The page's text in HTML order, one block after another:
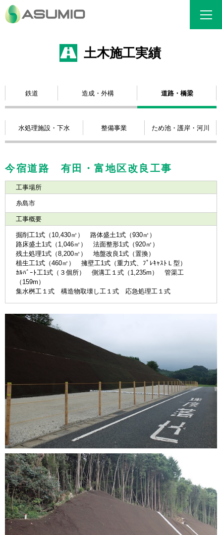
土木施工実績
鉄道 造成・外構 道路・橋梁
水処理施設・下水 整備事業 ため池・護岸・河川
今宿道路 有田・富地区改良工事
工事場所
糸島市
工事概要
掘削工1式（10,430㎥） 路体盛土1式（930㎥）
路床盛土1式（1,046㎥） 法面整形1式（920㎡）
残土処理1式（8,200㎥） 地盤改良1式（置換）
植生工1式（460㎡） 擁壁工1式（重力式、ﾌﾟﾚｷｬｽﾄＬ型）
ｶﾙﾊﾞｰﾄ工1式（３個所） 側溝工１式（1,235m） 管渠工
（159m）
集水桝工１式 構造物取壊し工１式 応急処理工１式